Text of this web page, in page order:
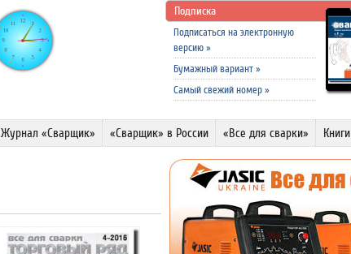
Подписка
Подписаться на электронную
версию »
Бумажный вариант »
Самый свежий номер »
Журнал «Сварщик» «Сварщик» в России «Все для сварки» Книги